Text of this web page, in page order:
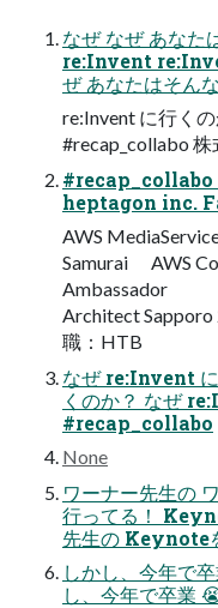
なぜ なぜ あなた
re:Invent
ぜ あなたはそん
re:Invent に行く
#recap_collabo
heptagon inc.
AWS
Samurai AWS
Ambassador
Architect
職：HTB
なぜ re:Invent
くのか？ なぜ
#recap_collabo
None
ワーナー先生の
行ってる！
先生の Keynote
しかし、今年で
し、今年で卒業